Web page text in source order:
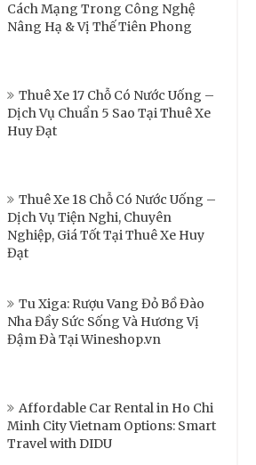
Cách Mạng Trong Công Nghệ
Nâng Hạ & Vị Thế Tiên Phong
Thuê Xe 17 Chỗ Có Nước Uống –
Dịch Vụ Chuẩn 5 Sao Tại Thuê Xe
Huy Đạt
Thuê Xe 18 Chỗ Có Nước Uống –
Dịch Vụ Tiện Nghi, Chuyên
Nghiệp, Giá Tốt Tại Thuê Xe Huy
Đạt
Tu Xiga: Rượu Vang Đỏ Bồ Đào
Nha Đầy Sức Sống Và Hương Vị
Đậm Đà Tại Wineshop.vn
Affordable Car Rental in Ho Chi
Minh City Vietnam Options: Smart
Travel with DIDU